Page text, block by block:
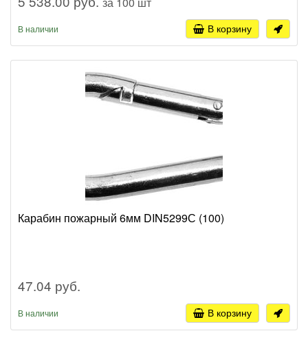
В наличии В корзину
Карабин пожарный 6мм DIN5299С (100)
47.04 руб.
В наличии В корзину